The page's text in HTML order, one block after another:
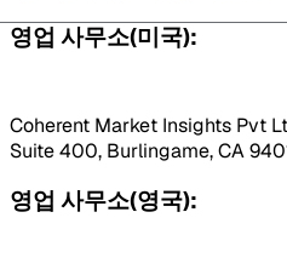
영업 사무소(미국):
Coherent Market Insights Pvt
Suite 400, Burlingame, CA
영업 사무소(영국):